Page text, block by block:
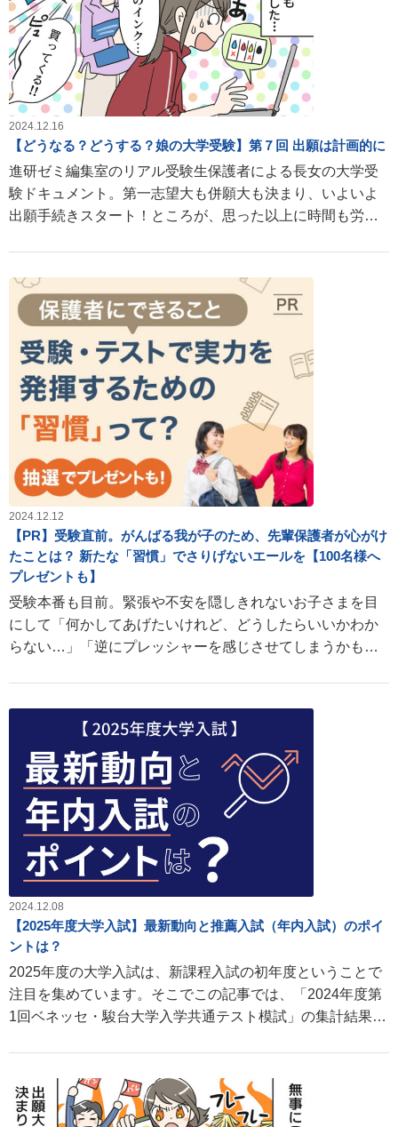
2024.12.16
【どうなる？どうする？娘の大学受験】第７回 出願は計画的に
進研ゼミ編集室のリアル受験生保護者による長女の大学受
験ドキュメント。第一志望大も併願大も決まり、いよいよ
出願手続きスタート！ところが、思った以上に時間も労力
2024.12.12
【PR】受験直前。がんばる我が子のため、先輩保護者が心がけ
たことは？ 新たな「習慣」でさりげないエールを【100名様へ
プレゼントも】
受験本番も目前。緊張や不安を隠しきれないお子さまを目
にして「何かしてあげたいけれど、どうしたらいいかわか
らない…」「逆にプレッシャーを感じさせてしまうかも」
2024.12.08
【2025年度大学入試】最新動向と推薦入試（年内入試）のポイ
ントは？
2025年度の大学入試は、新課程入試の初年度ということで
注目を集めています。そこでこの記事では、「2024年度第
1回ベネッセ・駿台大学入学共通テスト模試」の集計結果か
す。